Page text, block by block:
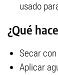
usado
¿Qué
Secar
Aplicar